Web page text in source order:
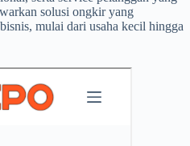
solusi ongkir yang
mulai dari usaha kecil hingga